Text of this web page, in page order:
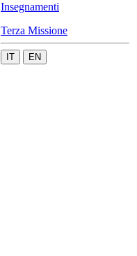
Insegnamenti
Terza Missione
IT EN